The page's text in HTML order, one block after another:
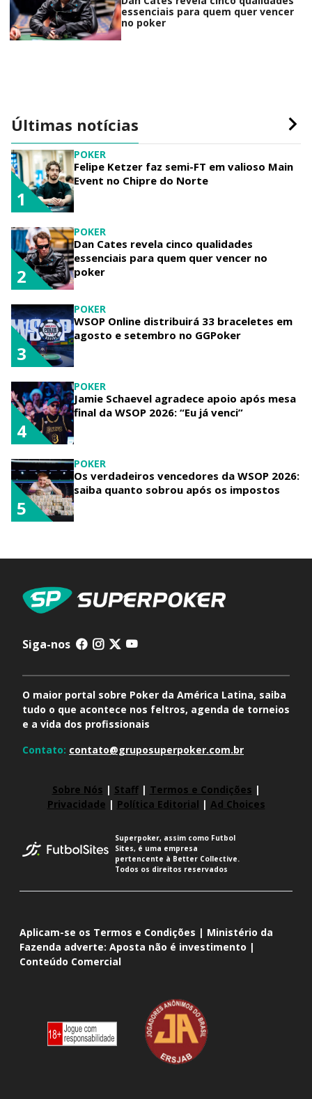
essenciais para quem quer vencer
no poker
Últimas notícias
POKER
Felipe Ketzer faz semi-FT em valioso Main
Event no Chipre do Norte
1
POKER
Dan Cates revela cinco qualidades
essenciais para quem quer vencer no
poker
2
POKER
WSOP Online distribuirá 33 braceletes em
agosto e setembro no GGPoker
3
POKER
Jamie Schaevel agradece apoio após mesa
final da WSOP 2026: “Eu já venci”
4
POKER
Os verdadeiros vencedores da WSOP 2026:
saiba quanto sobrou após os impostos
5
Siga-nos
O maior portal sobre Poker da América Latina, saiba
tudo o que acontece nos feltros, agenda de torneios
e a vida dos profissionais
Contato: contato@gruposuperpoker.com.br
Sobre Nós | Staff| Termos e Condições |
Privacidade | Política Editorial | Ad Choices
Superpoker, assim como Futbol
Sites, é uma empresa
pertencente à Better Collective.
Todos os direitos reservados
Aplicam-se os Termos e Condições | Ministério da
Fazenda adverte: Aposta não é investimento |
Conteúdo Comercial